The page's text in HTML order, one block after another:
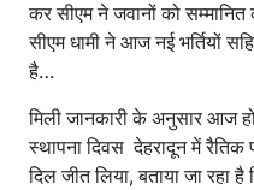
कर सीएम ने जवानों को
सीएम धामी ने आज नई भर्तियों
है…
मिली जानकारी के अनुसार आज
स्थापना दिवस देहरादून में रैतिक
दिल जीत लिया, बताया जा रहा